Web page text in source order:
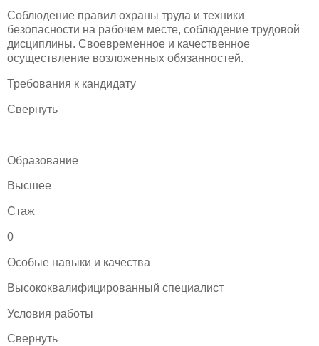
Соблюдение правил охраны труда и техники
безопасности на рабочем месте, соблюдение трудовой
дисциплины. Своевременное и качественное
осуществление возложенных обязанностей.
Требования к кандидату
Свернуть
Образование
Высшее
Стаж
0
Особые навыки и качества
Высококвалифицированный специалист
Условия работы
Свернуть